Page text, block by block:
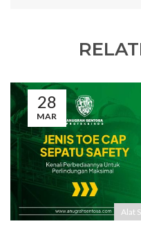
28
MAR
Alat